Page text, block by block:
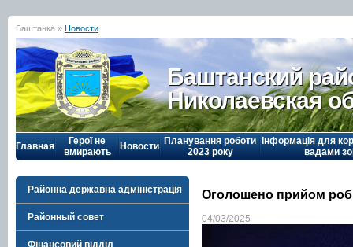
Баштанка » Новости
Баштанский
Николаевская
Главная
Герої не
вмирають
Новости Планування роботи
2023 року
Інформація для
вадами
Районна державна адміністрація
Районный совет
Фінансовий відділ
Оголошено прийом
04/03/2025